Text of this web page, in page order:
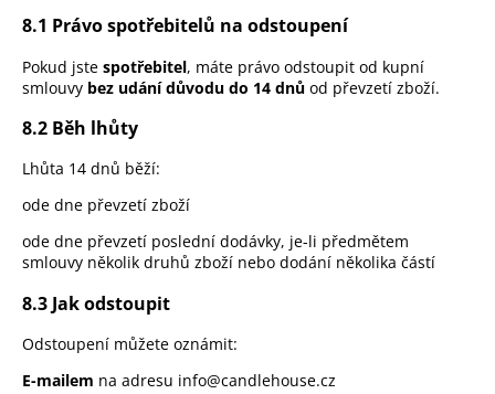
8.1 Právo spotřebitelů na odstoupení
Pokud jste spotřebitel, máte právo odstoupit od kupní
smlouvy bez udání důvodu do 14 dnů od převzetí zboží.
8.2 Běh lhůty
Lhůta 14 dnů běží:
ode dne převzetí zboží
ode dne převzetí poslední dodávky, je-li předmětem
smlouvy několik druhů zboží nebo dodání několika částí
8.3 Jak odstoupit
Odstoupení můžete oznámit:
E-mailem na adresu info@candlehouse.cz